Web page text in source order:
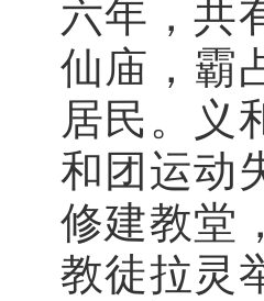
六年，共
仙庙，霸
居民。义
和团运动
修建教堂
教徒拉灵